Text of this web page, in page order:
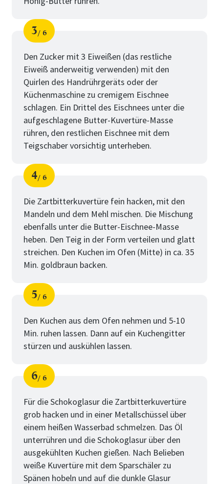
Schritt
3
von
6
Den Zucker mit 3 Eiweißen (das restliche
Eiweiß anderweitig verwenden) mit den
Quirlen des Handrührgeräts oder der
Küchenmaschine zu cremigem Eischnee
schlagen. Ein Drittel des Eischnees unter die
aufgeschlagene Butter-Kuvertüre-Masse
rühren, den restlichen Eischnee mit dem
Teigschaber vorsichtig unterheben.
Schritt
4
von
6
Die Zartbitterkuvertüre fein hacken, mit den
Mandeln und dem Mehl mischen. Die Mischung
ebenfalls unter die Butter-Eischnee-Masse
heben. Den Teig in der Form verteilen und glatt
streichen. Den Kuchen im Ofen (Mitte) in ca. 35
Min. goldbraun backen.
Schritt
5
von
6
Den Kuchen aus dem Ofen nehmen und 5-10
Min. ruhen lassen. Dann auf ein Kuchengitter
stürzen und auskühlen lassen.
Schritt
6
von
6
Für die Schokoglasur die Zartbitterkuvertüre
grob hacken und in einer Metallschüssel über
einem heißen Wasserbad schmelzen. Das Öl
unterrühren und die Schokoglasur über den
ausgekühlten Kuchen gießen. Nach Belieben
weiße Kuvertüre mit dem Sparschäler zu
Spänen hobeln und auf die dunkle Glasur